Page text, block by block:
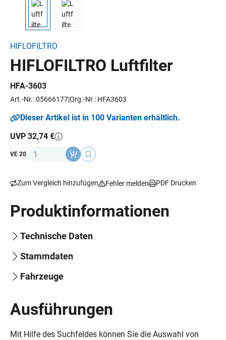
HIFLOFILTRO
HIFLOFILTRO Luftfilter
HFA-3603
Art.-Nr.: 05666177Org.-Nr.: HFA3603
Dieser Artikel ist in 100 Varianten erhältlich.
UVP 32,74 €
VE 20 Anzahl
Zum Vergleich hinzufügen Fehler melden PDF Drucken
Produktinformationen
Technische Daten
Stammdaten
Fahrzeuge
Ausführungen
Mit Hilfe des Suchfeldes können Sie die Auswahl von